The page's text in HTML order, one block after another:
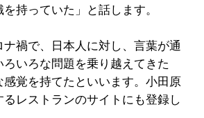
持っていた」と話します。
禍で、日本人に対し、言葉が通
ろいろな問題を乗り越えてきた
感覚を持てたといいます。小田原
るレストランのサイトにも登録し